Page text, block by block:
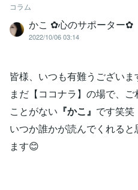
コラム
かこ ✿心のサポーター✿
2022/10/06 03:14
皆様、いつも有難うございま
まだ【ココナラ】の場で、ご
ことがない 『かこ』 です笑笑
いつか誰かが読んでくれると
ます😊